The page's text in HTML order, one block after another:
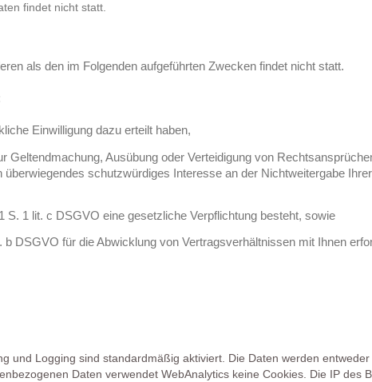
findet nicht statt.
als den im Folgenden aufgeführten Zwecken findet nicht statt.
Einwilligung dazu erteilt haben,
Geltendmachung, Ausübung oder Verteidigung von
schutzwürdiges Interesse an der Nichtweitergabe
S. 1 lit. c DSGVO eine gesetzliche Verpflichtung besteht, sowie
DSGVO für die Abwicklung von Vertragsverhältnissen mit Ihnen
und Logging sind standardmäßig aktiviert. Die Daten werden
Daten verwendet WebAnalytics keine Cookies. Die IP des